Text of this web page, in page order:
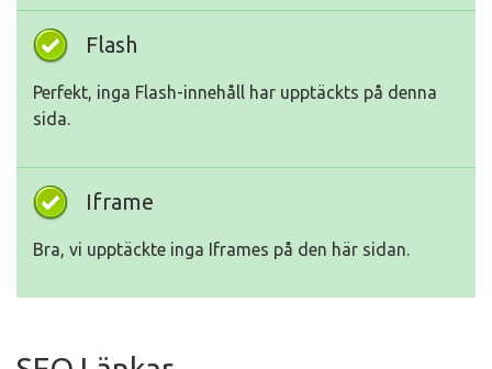
Flash
Perfekt, inga Flash-innehåll har upptäckts på denna
sida.
Iframe
Bra, vi upptäckte inga Iframes på den här sidan.